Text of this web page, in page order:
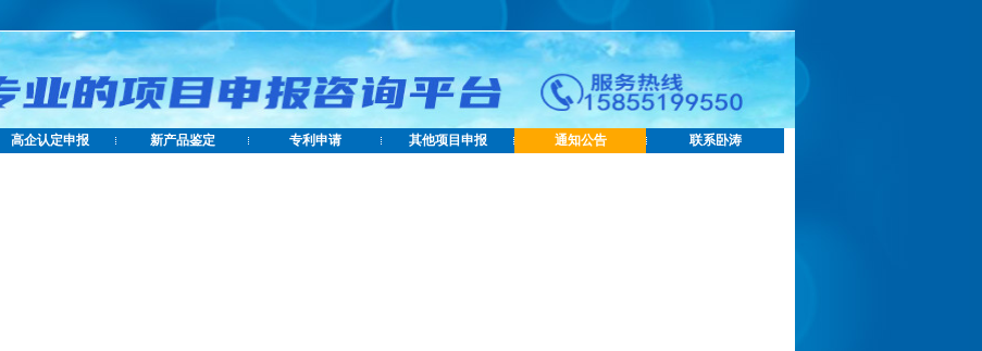
高企认定申报 新产品鉴定 专利申请 其他项目申报 通知公告 联系卧涛